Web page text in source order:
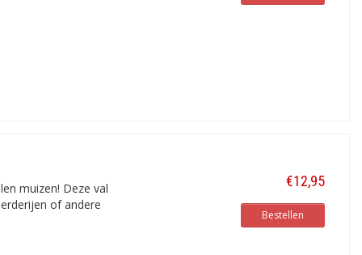
muizen! Deze val
of andere
€12,95
Bestellen